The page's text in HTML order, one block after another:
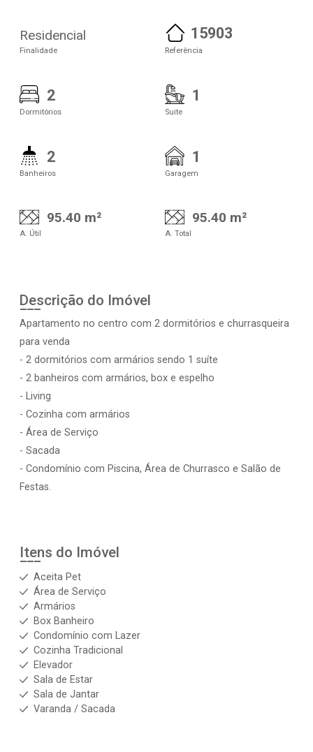
Residencial
Finalidade
15903
Referência
2
Dormitórios
1
Suite
2
Banheiros
1
Garagem
95.40 m²
A. Útil
95.40 m²
A. Total
Descrição do Imóvel
Apartamento no centro com 2 dormitórios e churrasqueira
para venda
- 2 dormitórios com armários sendo 1 suíte
- 2 banheiros com armários, box e espelho
- Living
- Cozinha com armários
- Área de Serviço
- Sacada
- Condomínio com Piscina, Área de Churrasco e Salão de
Festas.
Itens do Imóvel
Aceita Pet
Área de Serviço
Armários
Box Banheiro
Condomínio com Lazer
Cozinha Tradicional
Elevador
Sala de Estar
Sala de Jantar
Varanda / Sacada